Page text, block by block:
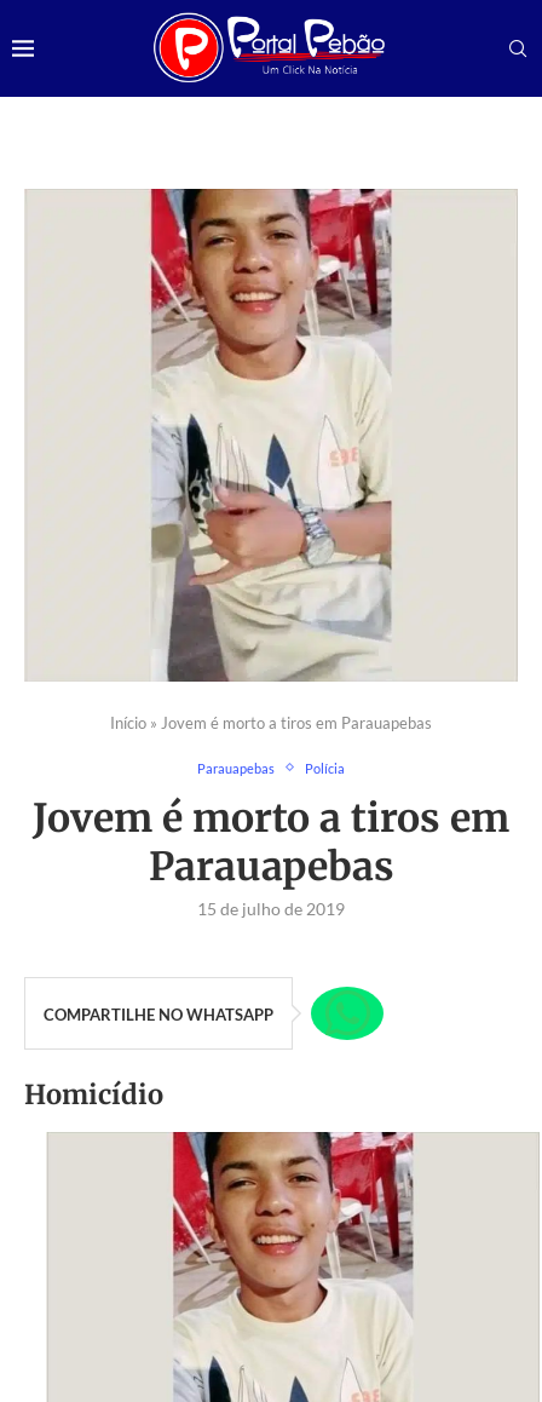
Início » Jovem é morto a tiros em Parauapebas
Parauapebas Polícia
Jovem é morto a tiros em
Parauapebas
15 de julho de 2019
COMPARTILHE NO WHATSAPP
Homicídio